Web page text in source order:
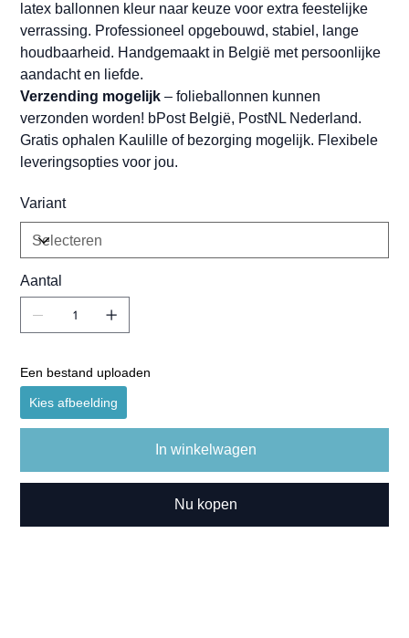
latex ballonnen kleur naar keuze voor extra feestelijke
verrassing. Professioneel opgebouwd, stabiel, lange
houdbaarheid. Handgemaakt in België met persoonlijke
aandacht en liefde.
Verzending mogelijk – folieballonnen kunnen
verzonden worden! bPost België, PostNL Nederland.
Gratis ophalen Kaulille of bezorging mogelijk. Flexibele
leveringsopties voor jou.
Variant
Aantal
Een bestand uploaden
Kies afbeelding
In winkelwagen
Nu kopen